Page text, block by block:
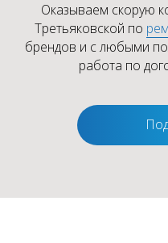
Оказываем скорую
Третьяковской по
брендов и с любыми
работа по